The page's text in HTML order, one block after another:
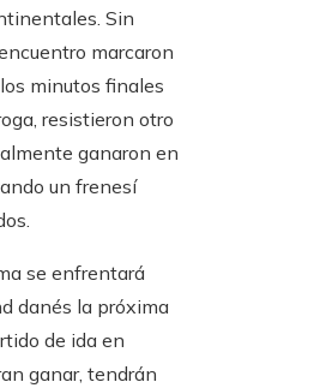
Sin
marcaron
minutos finales
resistieron otro
ganaron en
un frenesí
se enfrentará
danés la próxima
de ida en
ganar, tendrán